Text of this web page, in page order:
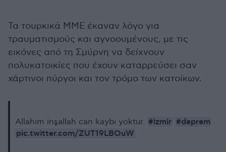
Τα τουρκικά ΜΜΕ έκαναν λόγο για
τραυματισμούς και αγνοουμένους, με τις
εικόνες από τη Σμύρνη να δείχνουν
πολυκατοικίες που έχουν καταρρεύσει σαν
χάρτινοι πύργοι και τον τρόμο των κατοίκων.
Allahım inşallah can kaybı yoktur. #izmir #deprem
pic.twitter.com/ZUT19LBOuW